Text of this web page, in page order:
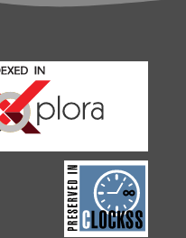
CLOCKSS is a dak archive
that ensures the long-
term survival of web-
based scholary
publications, governed by
and for its stakeholders.